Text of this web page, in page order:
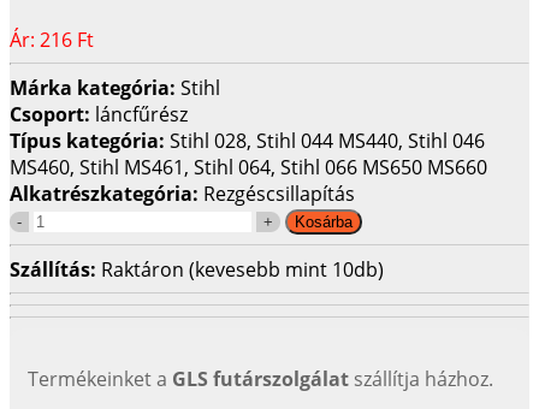
Ár: 216 Ft
Márka kategória: Stihl
Csoport: láncfűrész
Típus kategória: Stihl 028, Stihl 044 MS440, Stihl 046
MS460, Stihl MS461, Stihl 064, Stihl 066 MS650 MS660
Alkatrészkategória: Rezgéscsillapítás
Szállítás: Raktáron (kevesebb mint 10db)
Termékeinket a GLS futárszolgálat szállítja házhoz.